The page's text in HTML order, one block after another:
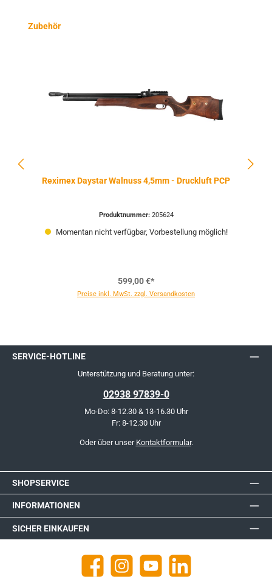
Produktgalerie überspringen
Zubehör
Reximex Daystar Walnuss 4,5mm - Druckluft PCP
Produktnummer: 205624
Momentan nicht verfügbar, Vorbestellung möglich!
599,00 €*
Preise inkl. MwSt. zzgl. Versandkosten
SERVICE-HOTLINE
Unterstützung und Beratung unter:
02938 97839-0
Mo-Do: 8-12.30 & 13-16.30 Uhr
Fr: 8-12.30 Uhr
Oder über unser Kontaktformular.
SHOPSERVICE
INFORMATIONEN
SICHER EINKAUFEN
Facebook Instagram YouTube https://de.linkedin.com/company/